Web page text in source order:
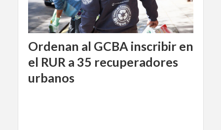
Ordenan al GCBA inscribir en
el RUR a 35 recuperadores
urbanos